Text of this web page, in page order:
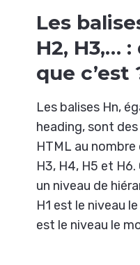
Les
H2, H3,… :
que c’est
Les balises Hn,
heading, sont
HTML au nombre
H3, H4, H5 et
un niveau de
H1 est le niveau
est le niveau le